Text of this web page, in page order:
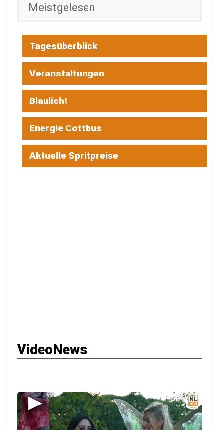
Meistgelesen
Tagesüberblick
Veranstaltungen
Blaulicht
Energie Cottbus
Aktuelle Spritpreise
VideoNews
▶